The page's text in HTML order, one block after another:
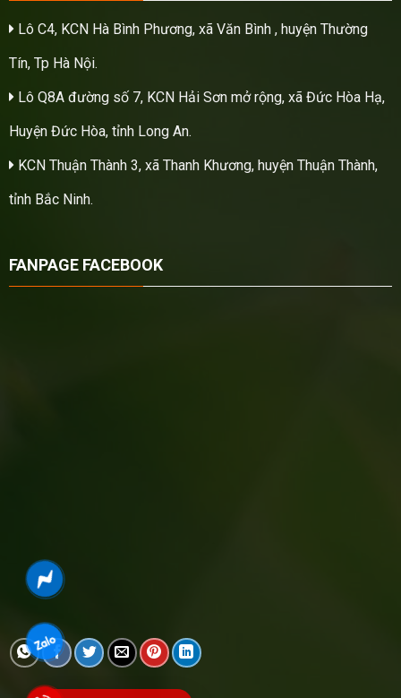
Lô C4, KCN Hà Bình Phương, xã Văn Bình , huyện Thường
Tín, Tp Hà Nội.
Lô Q8A đường số 7, KCN Hải Sơn mở rộng, xã Đức Hòa Hạ,
Huyện Đức Hòa, tỉnh Long An.
KCN Thuận Thành 3, xã Thanh Khương, huyện Thuận Thành,
tỉnh Bắc Ninh.
FANPAGE FACEBOOK